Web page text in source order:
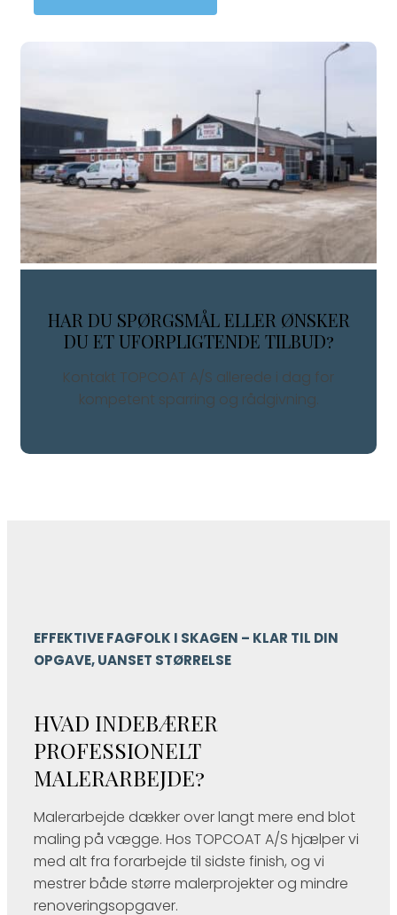
HAR DU SPØRGSMÅL ELLER ØNSKER
DU ET UFORPLIGTENDE TILBUD?
Kontakt TOPCOAT A/S allerede i dag for
kompetent sparring og rådgivning.
EFFEKTIVE FAGFOLK I SKAGEN – KLAR TIL DIN
OPGAVE, UANSET STØRRELSE
HVAD INDEBÆRER
PROFESSIONELT
MALERARBEJDE?
Malerarbejde dækker over langt mere end blot
maling på vægge. Hos TOPCOAT A/S hjælper vi
med alt fra forarbejde til sidste finish, og vi
mestrer både større malerprojekter og mindre
renoveringsopgaver.